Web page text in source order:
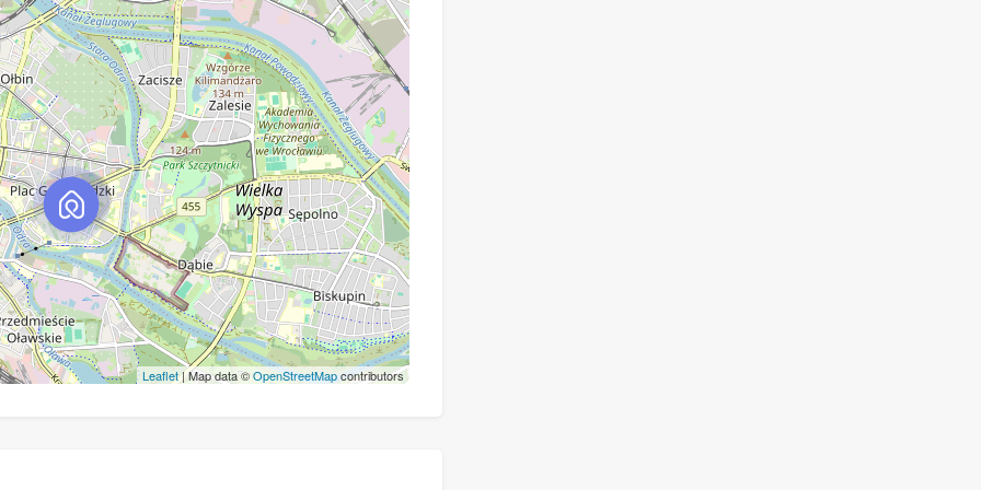
Leaflet| Map data ©OpenStreetMapcontributors